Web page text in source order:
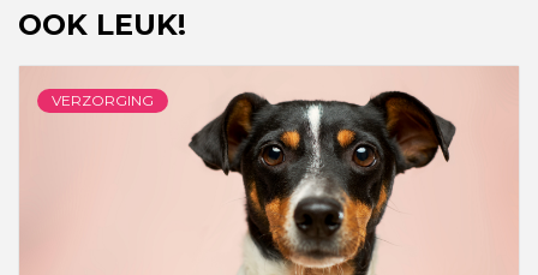
OOK LEUK!
VERZORGING